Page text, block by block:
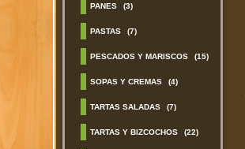
PANES (3)
PASTAS (7)
PESCADOS Y MARISCOS (15)
SOPAS Y CREMAS (4)
TARTAS SALADAS (7)
TARTAS Y BIZCOCHOS (22)